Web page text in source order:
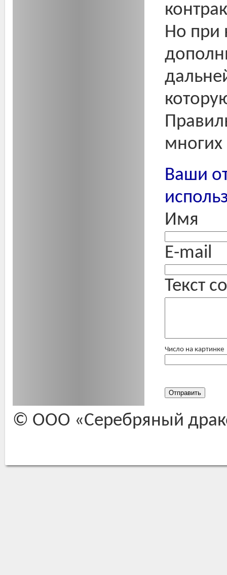
Но при
Ваши
Имя
E-mail
Текст
Число на картинке
© ООО Серебряный